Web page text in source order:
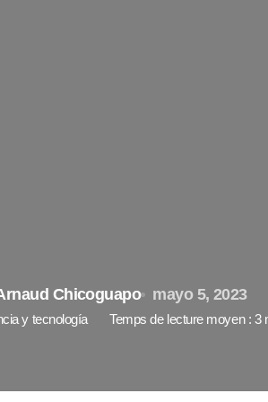
Chicoguapo mayo 5, 2023
y tecnología Temps de lecture moyen : 3